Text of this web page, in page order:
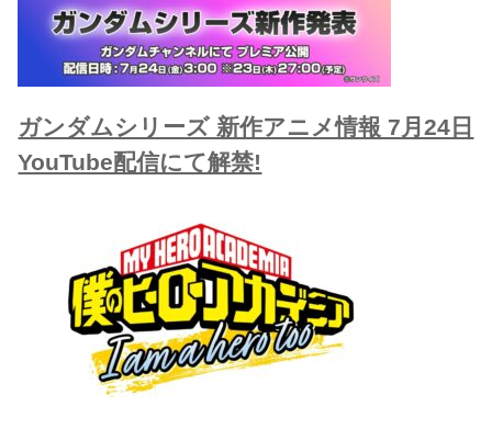
ガンダムシリーズ 新作アニメ情報 7月24日
YouTube配信にて解禁!